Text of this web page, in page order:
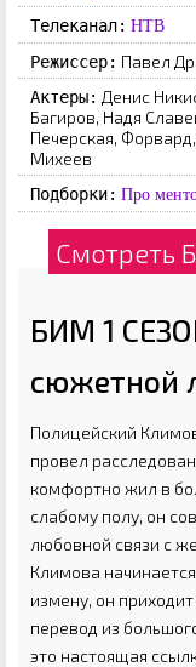
Телеканал: НТВ
Режиссер: Пaвeл
Актеры: Денис
Багиров, Надя
Печерская,
Михеев
Подборки: Про
Смотреть
БИМ 1
сюжетной
Полицейский
провел
комфортно жил в
слабому полу, он
любовной связи с
Климова
измену, он
перевод из
это настоящая